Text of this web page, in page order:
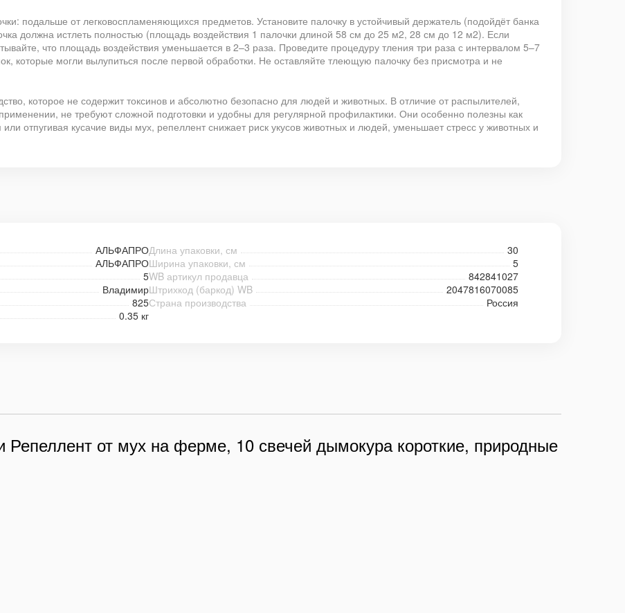
подальше от легковоспламеняющихся предметов. Установите палочку в устойчивый держатель (подойдёт банка
должна истлеть полностью (площадь воздействия 1 палочки длиной 58 см до 25 м2, 28 см до 12 м2). Если
что площадь воздействия уменьшается в 2–3 раза. Проведите процедуру тления три раза с интервалом 5–7
которые могли вылупиться после первой обработки. Не оставляйте тлеющую палочку без присмотра и не
которое не содержит токсинов и абсолютно безопасно для людей и животных. В отличие от распылителей,
не требуют сложной подготовки и удобны для регулярной профилактики. Они особенно полезны как
отпугивая кусачие виды мух, репеллент снижает риск укусов животных и людей, уменьшает стресс у животных и
АЛЬФАПРОДлина упаковки, см
30
АЛЬФАПРОШирина упаковки, см
5
5WB артикул продавца
842841027
ВладимирШтрихкод (баркод) WB
2047816070085
825Страна производства
Россия
0.35 кг
Репеллент от мух на ферме, 10 свечей дымокура короткие, природные